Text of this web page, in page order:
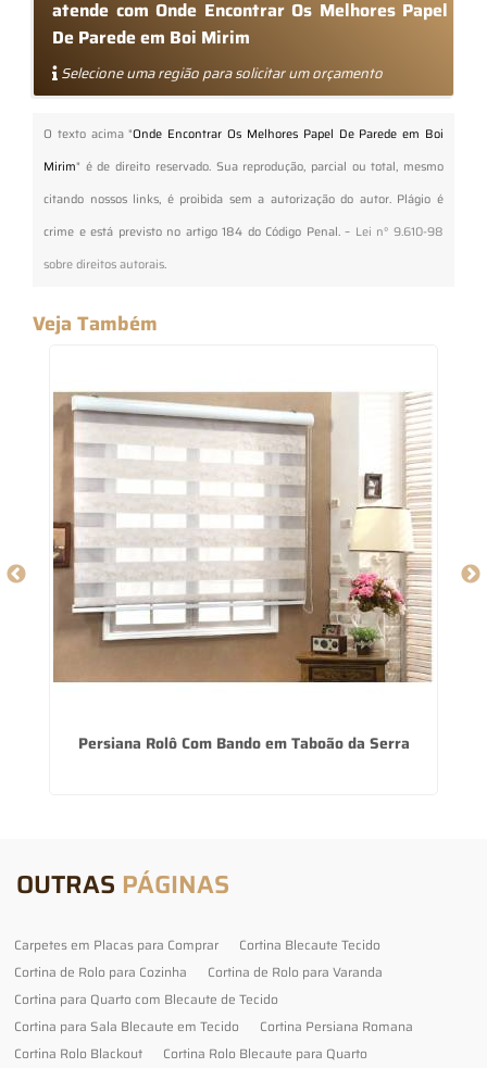
atende com Onde Encontrar Os Melhores Papel
De Parede em Boi Mirim
Selecione uma região para solicitar um orçamento
O texto acima "Onde Encontrar Os Melhores Papel De Parede em Boi
Mirim" é de direito reservado. Sua reprodução, parcial ou total, mesmo
citando nossos links, é proibida sem a autorização do autor. Plágio é
crime e está previsto no artigo 184 do Código Penal. – Lei n° 9.610-98
sobre direitos autorais.
Veja Também
Persiana Rolô Com Bando em Taboão da Serra
OUTRAS PÁGINAS
Carpetes em Placas para Comprar
Cortina Blecaute Tecido
Cortina de Rolo para Cozinha
Cortina de Rolo para Varanda
Cortina para Quarto com Blecaute de Tecido
Cortina para Sala Blecaute em Tecido
Cortina Persiana Romana
Cortina Rolo Blackout
Cortina Rolo Blecaute para Quarto